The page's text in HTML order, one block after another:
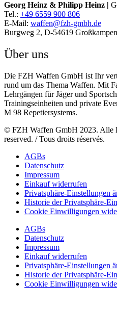
Georg Heinz & Philipp Heinz |
Tel.: +49 6559 900 806
E-Mail: waffen@fzh-gmbh.de
Burgweg 2, D-54619
Über uns
Die FZH Waffen GmbH ist Ihr
rund um das Thema Waffen. Mit
Lehrgängen für Jäger und
Trainingseinheiten und private
M 98 Repetiersystems.
© FZH Waffen GmbH 2023. Alle
reserved. / Tous droits réservés.
AGBs
Datenschutz
Impressum
Einkauf widerrufen
Privatsphäre-Einstellungen
Historie der Privatsphäre-
Cookie Einwilligungen
AGBs
Datenschutz
Impressum
Einkauf widerrufen
Privatsphäre-Einstellungen
Historie der Privatsphäre-
Cookie Einwilligungen